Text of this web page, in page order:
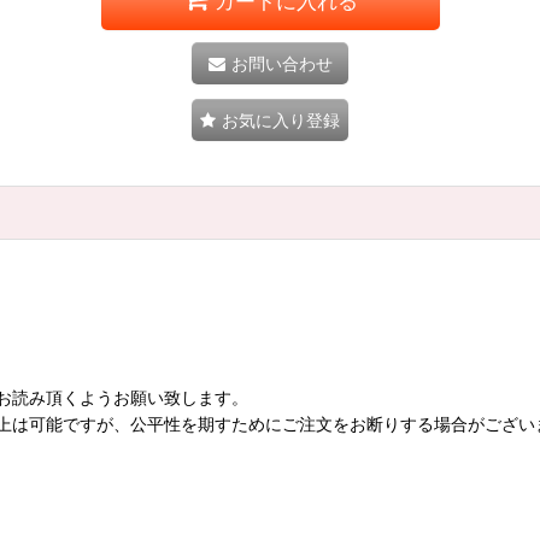
お問い合わせ
お気に入り登録
読み頂くようお願い致します。
可能ですが、公平性を期すためにご注文をお断りする場合がござい